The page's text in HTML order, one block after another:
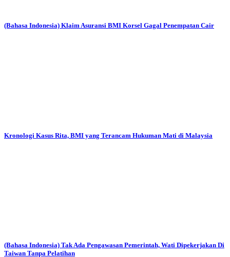
(Bahasa Indonesia) Klaim Asuransi BMI Korsel Gagal Penempatan Cair
Kronologi Kasus Rita, BMI yang Terancam Hukuman Mati di Malaysia
(Bahasa Indonesia) Tak Ada Pengawasan Pemerintah, Wati Dipekerjakan Di
Taiwan Tanpa Pelatihan